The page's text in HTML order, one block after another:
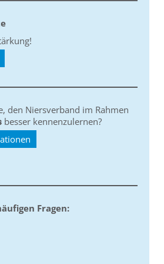
den Niersverband im Rahmen
besser kennenzulernen?
Fragen: